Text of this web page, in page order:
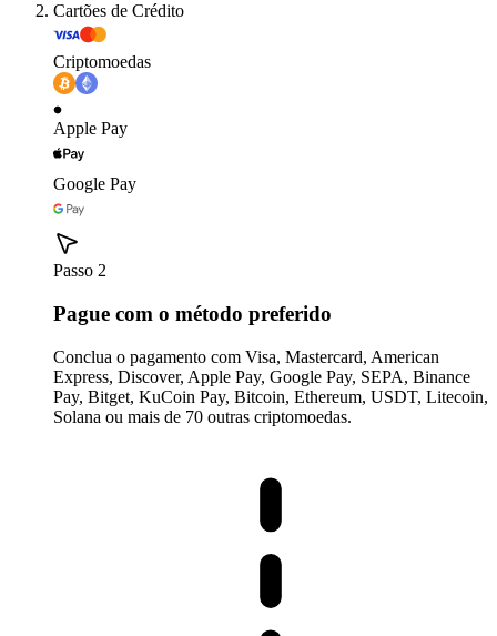
Cartões de Crédito
Criptomoedas
Apple Pay
Google Pay
Passo 2
Pague com o método preferido
Conclua o pagamento com Visa, Mastercard, American
Express, Discover, Apple Pay, Google Pay, SEPA, Binance
Pay, Bitget, KuCoin Pay, Bitcoin, Ethereum, USDT, Litecoin,
Solana ou mais de 70 outras criptomoedas.